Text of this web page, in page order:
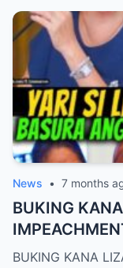
News • 7 months
BUKING
BISTUHAN
BUKING KANA